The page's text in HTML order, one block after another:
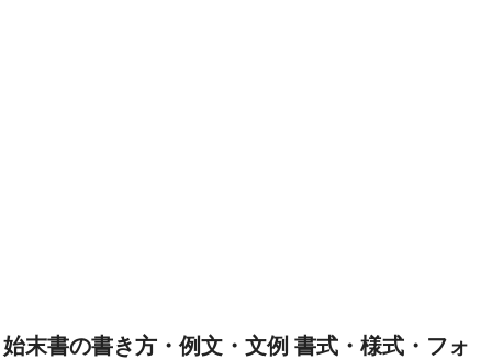
始末書の書き方・例文・文例 書式・様式・フォ